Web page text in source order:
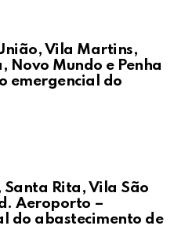
Vila Martins,
Novo Mundo e Penha
emergencial do
Rita, Vila São
Aeroporto –
do abastecimento de